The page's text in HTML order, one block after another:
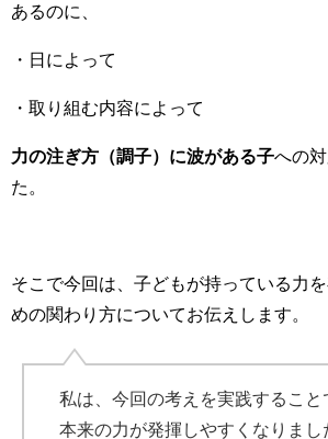
あるのに、
・日によって
・取り組む内容によって
力の注ぎ方（調子）に波がある子への
た。
そこで今回は、子どもが持っている力
めの関わり方についてお伝えします。
私は、今回の考えを実践すること
本来の力が発揮しやすくなりまし